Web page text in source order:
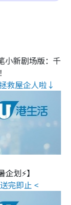
小新剧场版：千
救屋企人啦↓
划⚡】
完即止 <